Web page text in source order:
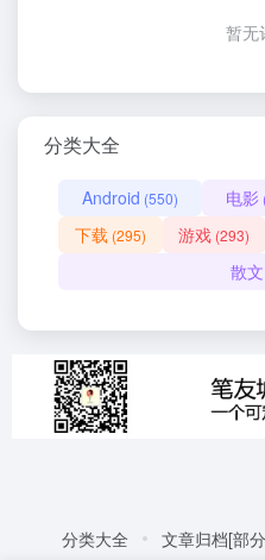
暂无
分类大全
Android (550) 电影
下载 (295) 游戏 (293)
散文
分类大全 文章归档[部